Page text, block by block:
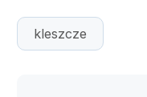
kleszcze